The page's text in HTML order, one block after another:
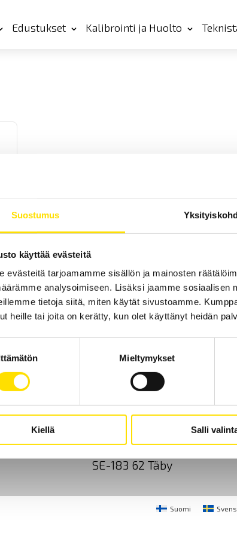
Suostumus
käyttää evästeitä
evästeitä tarjoamamme sisällön ja mainosten
analysoimiseen. Lisäksi jaamme sosiaalisen
tietoja siitä, miten käytät sivustoamme.
heille tai joita on kerätty, kun olet käyttänyt heidän
Mieltymykset
Kiellä Salli
Edustukset Kalibrointi ja Huolto
Sjöflygvägen 35
SE-183 62 Täby
Suomi